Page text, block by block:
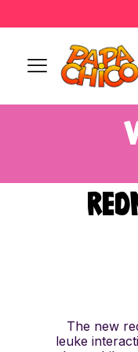
The new
leuke